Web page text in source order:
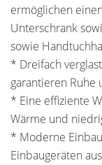
ermöglichen
Unterschrank
sowie
* Dreifach
garantieren Ruhe
* Eine effiziente
Wärme und
* Moderne
Einbaugeräten